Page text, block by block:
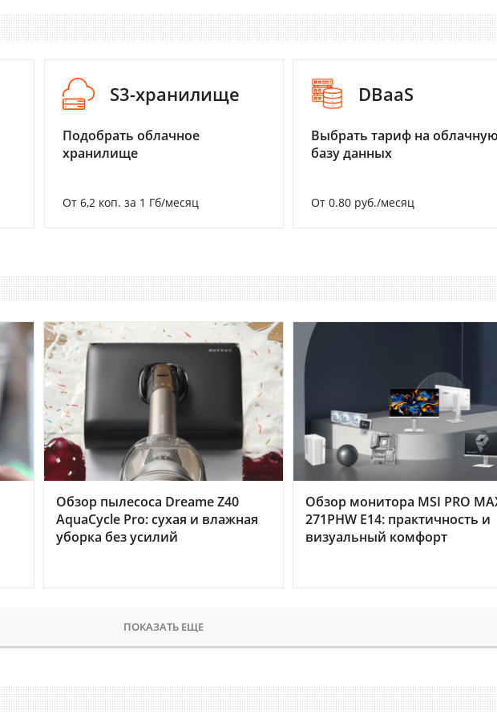
S3-хранилище
Подобрать облачное
хранилище
От 6,2 коп. за 1 Гб/месяц
DBaaS
Выбрать тариф на
базу данных
От 0.80 руб./месяц
Обзор пылесоса Dreame Z40
AquaCycle Pro: сухая и влажная
уборка без усилий
Обзор монитора MSI PRO
271PHW E14: практичность и
визуальный комфорт
ПОКАЗАТЬ ЕЩЕ